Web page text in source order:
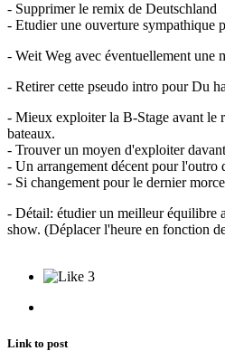
- Supprimer le remix de Deutschland
- Etudier une ouverture sympathique
- Weit Weg avec éventuellement une
- Retirer cette pseudo intro pour Du
- Mieux exploiter la B-Stage avant le
bateaux.
- Trouver un moyen d'exploiter
- Un arrangement décent pour
- Si changement pour le dernier
- Détail: étudier un meilleur équilibre
show. (Déplacer l'heure en fonction
3
Link to post